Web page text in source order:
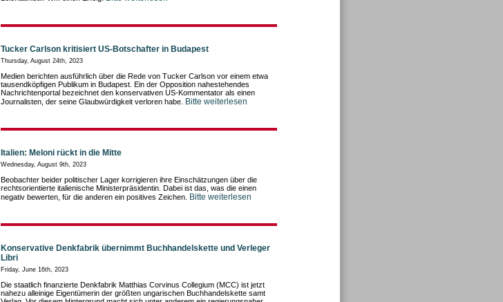
Tucker Carlson kritisiert US-Botschafter in Budapest
Thursday, August 24th, 2023
Medien berichten ausführlich über die Rede von Tucker Carlson vor einem etwa
tausendköpfigen Publikum in Budapest. Ein der Opposition nahestehendes
Nachrichtenportal bezeichnet den konservativen US-Kommentator als einen
Journalisten, der seine Glaubwürdigkeit verloren habe.
Bitte weiterlesen
Italien: Meloni rückt in die Mitte
Wednesday, August 9th, 2023
Beobachter beider politischer Lager korrigieren ihre Einschätzungen über die
rechtsorientierte italienische Ministerpräsidentin. Dabei ist das, was die einen
negativ bewerten, für die anderen ein positives Zeichen.
Bitte weiterlesen
Konservative Denkfabrik übernimmt Buchhandelskette und Verleger
Libri
Friday, June 16th, 2023
Die staatlich finanzierte Denkfabrik Matthias Corvinus Collegium (MCC) ist jetzt
nahezu alleinige Eigentümerin der größten ungarischen Buchhandelskette samt